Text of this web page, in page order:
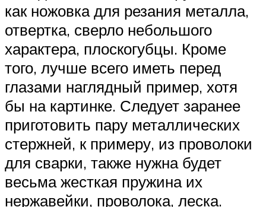
как ножовка для резания металла,
отвертка, сверло небольшого
характера, плоскогубцы. Кроме
того, лучше всего иметь перед
глазами наглядный пример, хотя
бы на картинке. Следует заранее
приготовить пару металлических
стержней, к примеру, из проволоки
для сварки, также нужна будет
весьма жесткая пружина их
нержавейки, проволока, леска.